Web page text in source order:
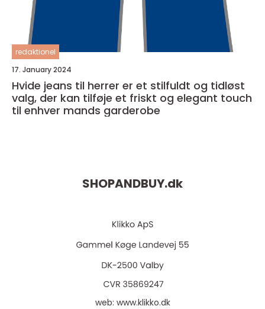
redaktionel
17. January 2024
Hvide jeans til herrer er et stilfuldt og tidløst
valg, der kan tilføje et friskt og elegant touch
til enhver mands garderobe
SHOPANDBUY.dk
web: www.klikko.dk